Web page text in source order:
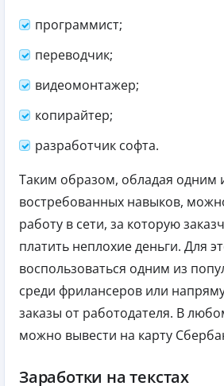
программист;
переводчик;
видеомонтажер;
копирайтер;
разработчик софта.
Таким образом, обладая одним
востребованных навыков,
работу в сети, за которую
платить неплохие деньги. Для
воспользоваться одним из
среди фрилансеров или
заказы от работодателя. В
можно вывести на карту
Заработки на текстах